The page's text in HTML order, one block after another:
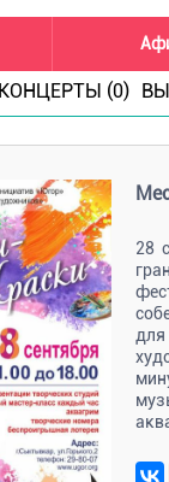
КОНЦЕРТЫ (0)
28